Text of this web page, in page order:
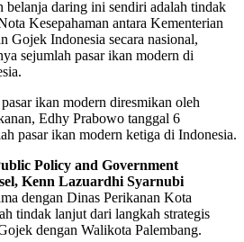
belanja daring ini sendiri adalah tindak
Kesepahaman antara Kementerian
Gojek Indonesia secara nasional,
sejumlah pasar ikan modern di
ikan modern diresmikan oleh
Edhy Prabowo tanggal 6
pasar ikan modern ketiga di Indonesia.
Policy and Government
Kenn Lazuardhi Syarnubi
dengan Dinas Perikanan Kota
tindak lanjut dari langkah strategis
dengan Walikota Palembang.